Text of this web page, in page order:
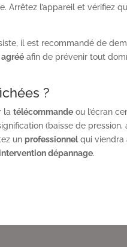
Arrêtez l’appareil et vérifiez
il est recommandé de
afin de prévenir tout
?
latélécommande ou l’écran
(baisse de pression,
un professionnelqui viendra
intervention dépannage.